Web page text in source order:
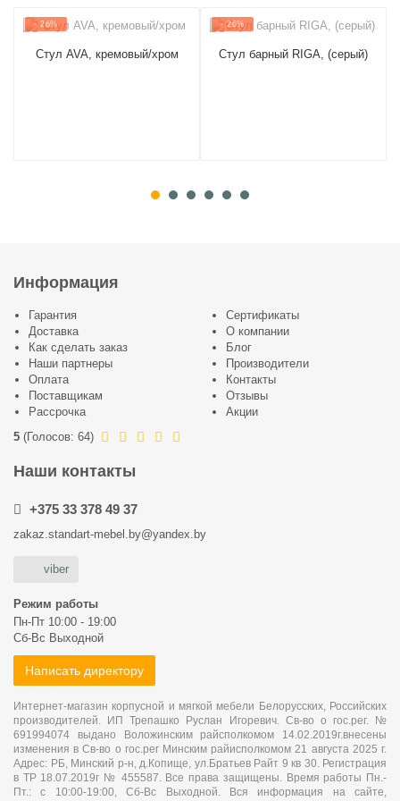
- 26%
Стул AVA, кремовый/хром
- 26%
Стул барный RIGA, (серый)
Информация
Гарантия
Доставка
Как сделать заказ
Наши партнеры
Оплата
Поставщикам
Рассрочка
Сертификаты
О компании
Блог
Производители
Контакты
Отзывы
Акции
5 (Голосов: 64)
Наши контакты
+375 33 378 49 37
zakaz.standart-mebel.by@yandex.by
viber
Режим работы
Пн-Пт 10:00 - 19:00
Сб-Вс Выходной
Написать директору
Интернет-магазин корпусной и мягкой мебели Белорусских, Российских
производителей. ИП Трепашко Руслан Игоревич. Св-во о гос.рег. №
691994074 выдано Воложинским райсполкомом 14.02.2019г.внесены
изменения в Св-во о гос.рег Минским райисполкомом 21 августа 2025 г.
Адрес: РБ, Минский р-н, д.Копище, ул.Братьев Райт 9 кв 30. Регистрация
в ТР 18.07.2019г № 455587. Все права защищены. Время работы Пн.-
Пт.: с 10:00-19:00, Сб-Вс Выходной. Вся информация на сайте,